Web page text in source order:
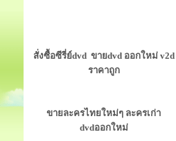
สั่งซื้อซีรี่ย์dvd ขายdvd ออกใหม่ v2d
ราคาถูก
ขายละครไทยใหม่ๆ ละครเก่า
dvdออกใหม่